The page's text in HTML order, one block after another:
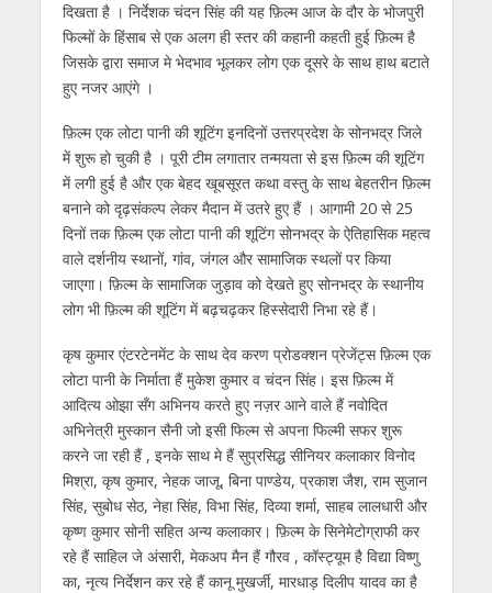
दिखता है । निर्देशक चंदन सिंह की यह फ़िल्म आज के दौर के भोजपुरी
फिल्मों के हिंसाब से एक अलग ही स्तर की कहानी कहती हुई फ़िल्म है
जिसके द्वारा समाज मे भेदभाव भूलकर लोग एक दूसरे के साथ हाथ बटाते
हुए नजर आएंगे ।
फ़िल्म एक लोटा पानी की शूटिंग इनदिनों उत्तरप्रदेश के सोनभद्र जिले
में शुरू हो चुकी है । पूरी टीम लगातार तन्मयता से इस फ़िल्म की शूटिंग
में लगी हुई है और एक बेहद खूबसूरत कथा वस्तु के साथ बेहतरीन फ़िल्म
बनाने को दृढ़संकल्प लेकर मैदान में उतरे हुए हैं । आगामी 20 से 25
दिनों तक फ़िल्म एक लोटा पानी की शूटिंग सोनभद्र के ऐतिहासिक महत्व
वाले दर्शनीय स्थानों, गांव, जंगल और सामाजिक स्थलों पर किया
जाएगा। फ़िल्म के सामाजिक जुड़ाव को देखते हुए सोनभद्र के स्थानीय
लोग भी फ़िल्म की शूटिंग में बढ़चढ़कर हिस्सेदारी निभा रहे हैं।
कृष कुमार एंटरटेनमेंट के साथ देव करण प्रोडक्शन प्रेजेंट्स फ़िल्म एक
लोटा पानी के निर्माता हैं मुकेश कुमार व चंदन सिंह। इस फ़िल्म में
आदित्य ओझा सँग अभिनय करते हुए नज़र आने वाले हैं नवोदित
अभिनेत्री मुस्कान सैनी जो इसी फिल्म से अपना फिल्मी सफर शुरू
करने जा रही हैं , इनके साथ मे हैं सुप्रसिद्ध सीनियर कलाकार विनोद
मिश्रा, कृष कुमार, नेहक जाजू, बिना पाण्डेय, प्रकाश जैश, राम सुजान
सिंह, सुबोध सेठ, नेहा सिंह, विभा सिंह, दिव्या शर्मा, साहब लालधारी और
कृष्ण कुमार सोनी सहित अन्य कलाकार। फ़िल्म के सिनेमेटोग्राफी कर
रहे हैं साहिल जे अंसारी, मेकअप मैन हैं गौरव , कॉस्ट्यूम है विद्या विष्णु
का, नृत्य निर्देशन कर रहे हैं कानू मुखर्जी, मारधाड़ दिलीप यादव का है